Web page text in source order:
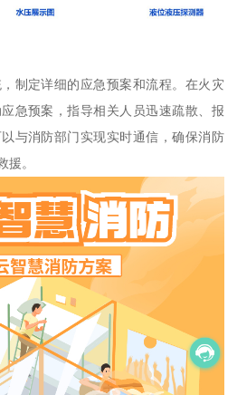
制定详细的应急预案和流程。在火灾
急预案，指导相关人员迅速疏散、报
与消防部门实现实时通信，确保消防
援。